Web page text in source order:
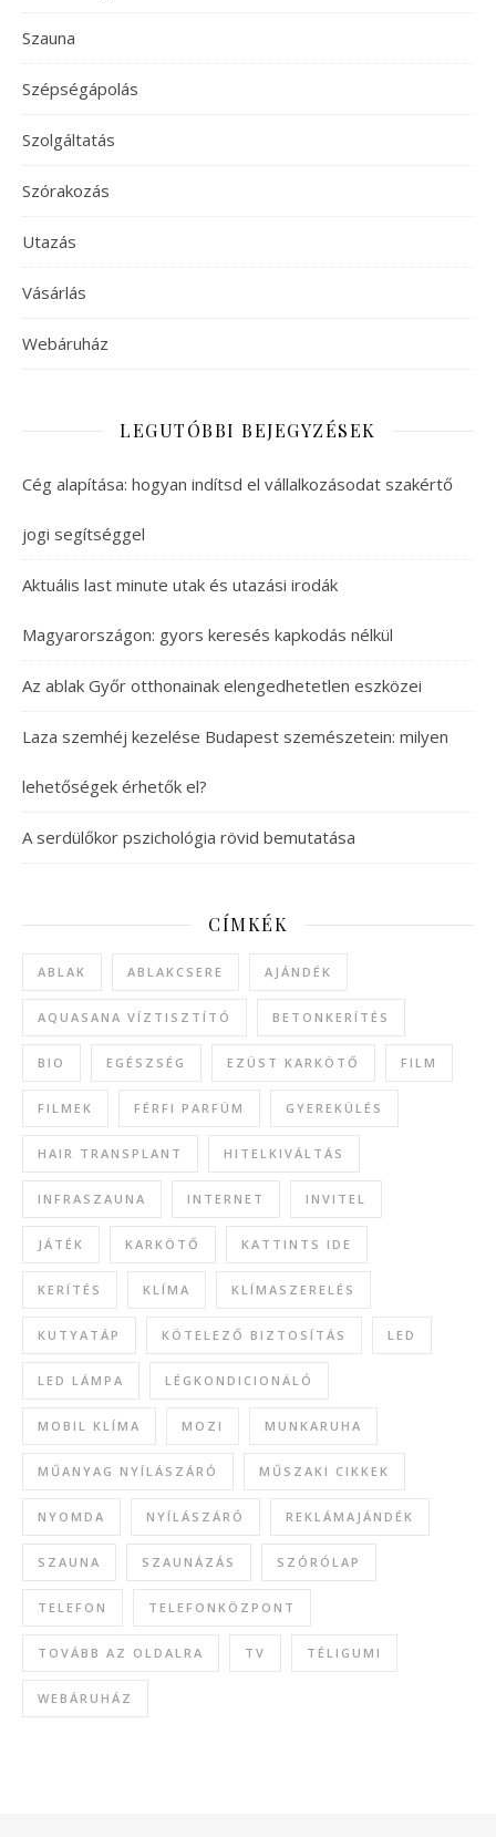
Szauna
Szépségápolás
Szolgáltatás
Szórakozás
Utazás
Vásárlás
Webáruház
LEGUTÓBBI BEJEGYZÉSEK
Cég alapítása: hogyan indítsd el vállalkozásodat szakértő
jogi segítséggel
Aktuális last minute utak és utazási irodák
Magyarországon: gyors keresés kapkodás nélkül
Az ablak Győr otthonainak elengedhetetlen eszközei
Laza szemhéj kezelése Budapest szemészetein: milyen
lehetőségek érhetők el?
A serdülőkor pszichológia rövid bemutatása
CÍMKÉK
ABLAK ABLAKCSERE AJÁNDÉK
AQUASANA VÍZTISZTÍTÓ BETONKERÍTÉS
BIO EGÉSZSÉG EZÜST KARKÖTŐ FILM
FILMEK FÉRFI PARFÜM GYEREKÜLÉS
HAIR TRANSPLANT HITELKIVÁLTÁS
INFRASZAUNA INTERNET INVITEL
JÁTÉK KARKÖTŐ KATTINTS IDE
KERÍTÉS KLÍMA KLÍMASZERELÉS
KUTYATÁP KÖTELEZŐ BIZTOSÍTÁS LED
LED LÁMPA LÉGKONDICIONÁLÓ
MOBIL KLÍMA MOZI MUNKARUHA
MŰANYAG NYÍLÁSZÁRÓ MŰSZAKI CIKKEK
NYOMDA NYÍLÁSZÁRÓ REKLÁMAJÁNDÉK
SZAUNA SZAUNÁZÁS SZÓRÓLAP
TELEFON TELEFONKÖZPONT
TOVÁBB AZ OLDALRA TV TÉLIGUMI
WEBÁRUHÁZ